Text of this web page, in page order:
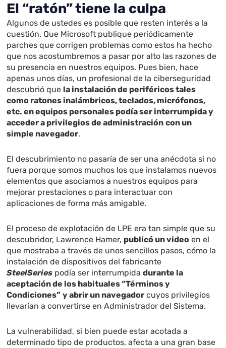
El “ratón” tiene la culpa
Algunos de ustedes es posible que resten interés a la
cuestión. Que Microsoft publique periódicamente
parches que corrigen problemas como estos ha hecho
que nos acostumbremos a pasar por alto las razones de
su presencia en nuestros equipos. Pues bien, hace
apenas unos días, un profesional de la ciberseguridad
descubrió que la instalación de periféricos tales
como ratones inalámbricos, teclados, micrófonos,
etc. en equipos personales podía ser interrumpida y
acceder a privilegios de administración con un
simple navegador.
El descubrimiento no pasaría de ser una anécdota si no
fuera porque somos muchos los que instalamos nuevos
elementos que asociamos a nuestros equipos para
mejorar prestaciones o para interactuar con
aplicaciones de forma más amigable.
El proceso de explotación de LPE era tan simple que su
descubridor, Lawrence Hamer, publicó un video en el
que mostraba a través de unos sencillos pasos, cómo la
instalación de dispositivos del fabricante
SteelSeries podía ser interrumpidadurante la
aceptación de los habituales “Términos y
Condiciones” y abrir un navegador cuyos privilegios
llevarían a convertirse en Administrador del Sistema.
La vulnerabilidad, si bien puede estar acotada a
determinado tipo de productos, afecta a una gran base